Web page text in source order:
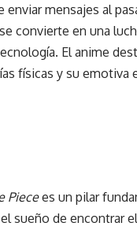
mensajes al
convierte en una
El anime
físicas y su emotiva
Piecees un pilar
sueño de encontrar